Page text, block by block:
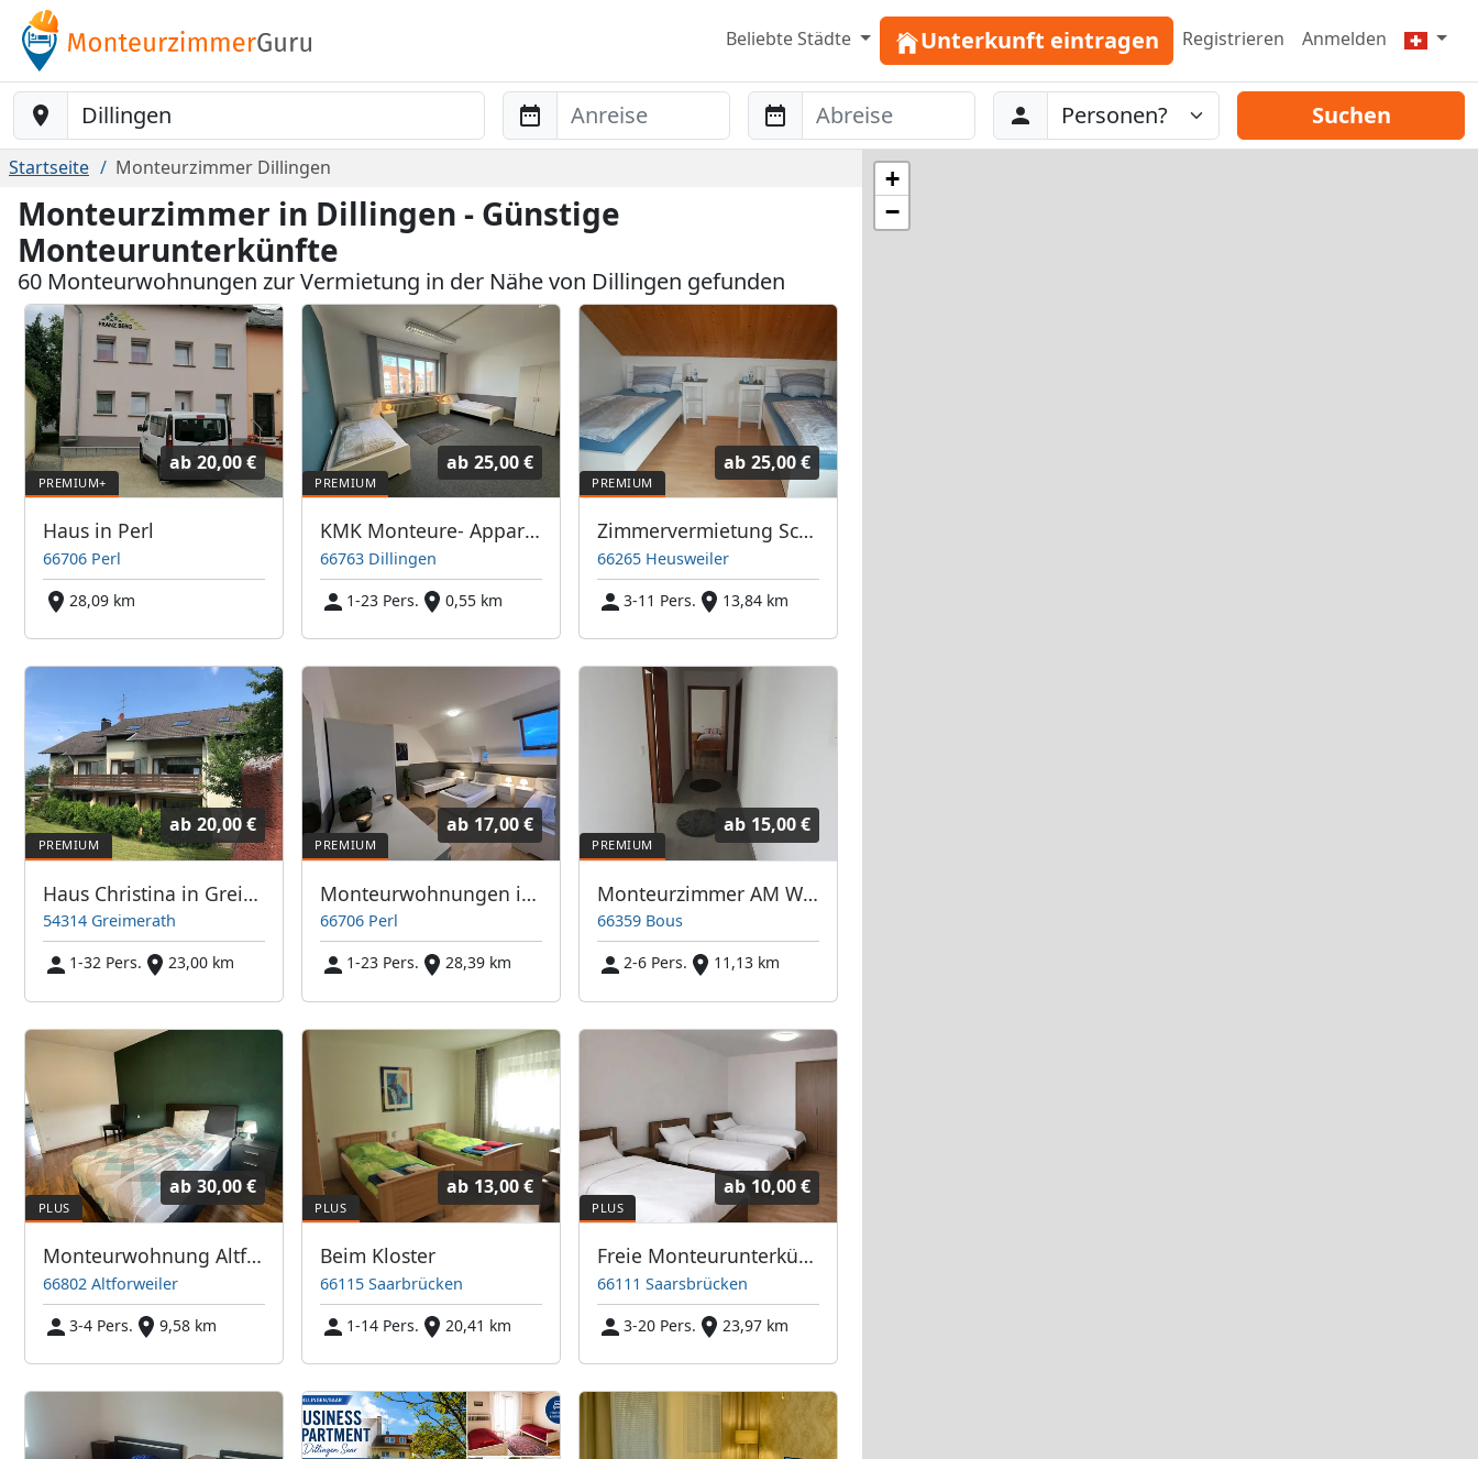
Beliebte Städte Unterkunft eintragen Registrieren Anmelden
Baustelle-Location Anreise Abreise Abreise
Personen Suchen
Startseite Monteurzimmer Dillingen
Monteurzimmer in Dillingen - Günstige
Monteurunterkünfte
60 Monteurwohnungen zur Vermietung in der Nähe von Dillingen gefunden
ab 20,00 €
Haus in Perl
66706 Perl
28,09 km
ab 25,00 €
KMK Monteure- Appartments & Häuser Dillingen Saar - Bis zu 250 Betten
66763 Dillingen
1-23 Pers.
0,55 km
ab 25,00 €
Zimmervermietung Schmidt Müller
66265 Heusweiler
3-11 Pers.
13,84 km
ab 20,00 €
Haus Christina in Greimerath
54314 Greimerath
1-32 Pers.
23,00 km
ab 17,00 €
Monteurwohnungen in Perl – bis 250 Betten
66706 Perl
1-23 Pers.
28,39 km
ab 15,00 €
Monteurzimmer AM Weinberg
66359 Bous
2-6 Pers.
11,13 km
ab 30,00 €
Monteurwohnung Altforweiler Fewo Apartments
66802 Altforweiler
3-4 Pers.
9,58 km
ab 13,00 €
Beim Kloster
66115 Saarbrücken
1-14 Pers.
20,41 km
ab 10,00 €
Freie Monteurunterkünfte in Saarsbrücken – JETZT anrufen! Wir sprechen auch Polnisch
66111 Saarsbrücken
3-20 Pers.
23,97 km
+
−